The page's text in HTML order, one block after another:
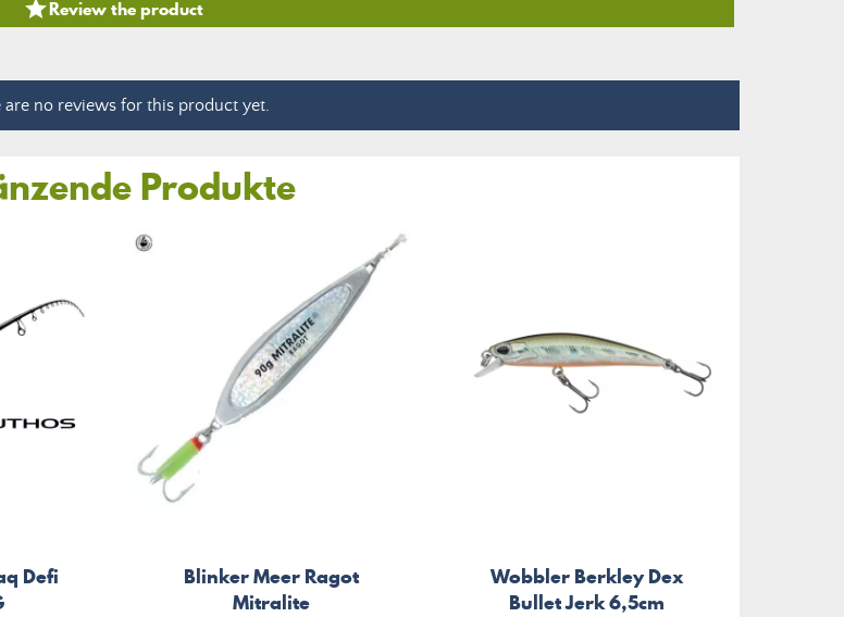
Review the product
are no reviews for this product yet.
Produkte
Defi
Blinker Meer Ragot
Mitralite
Wobbler Berkley Dex
Bullet Jerk 6,5cm